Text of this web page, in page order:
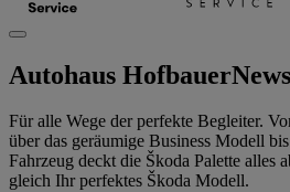
Autohaus HofbauerNews
Für alle Wege der perfekte Begleiter.
über das geräumige Business Modell
Fahrzeug deckt die Škoda Palette alles
gleich Ihr perfektes Škoda Modell.